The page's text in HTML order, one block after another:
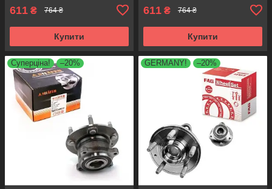
611 ₴ 764 ₴
Купити
611 ₴ 764 ₴
Купити
Суперціна! –20% GERMANY! –20%